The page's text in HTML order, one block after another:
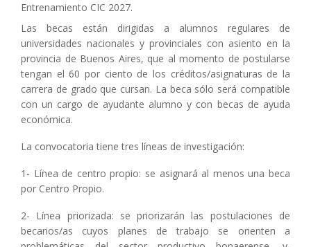
Entrenamiento CIC 2027.
Las becas están dirigidas a alumnos regulares de
universidades nacionales y provinciales con asiento en la
provincia de Buenos Aires, que al momento de postularse
tengan el 60 por ciento de los créditos/asignaturas de la
carrera de grado que cursan. La beca sólo será compatible
con un cargo de ayudante alumno y con becas de ayuda
económica.
La convocatoria tiene tres líneas de investigación:
1- Línea de centro propio: se asignará al menos una beca
por Centro Propio.
2- Línea priorizada: se priorizarán las postulaciones de
becarios/as cuyos planes de trabajo se orienten a